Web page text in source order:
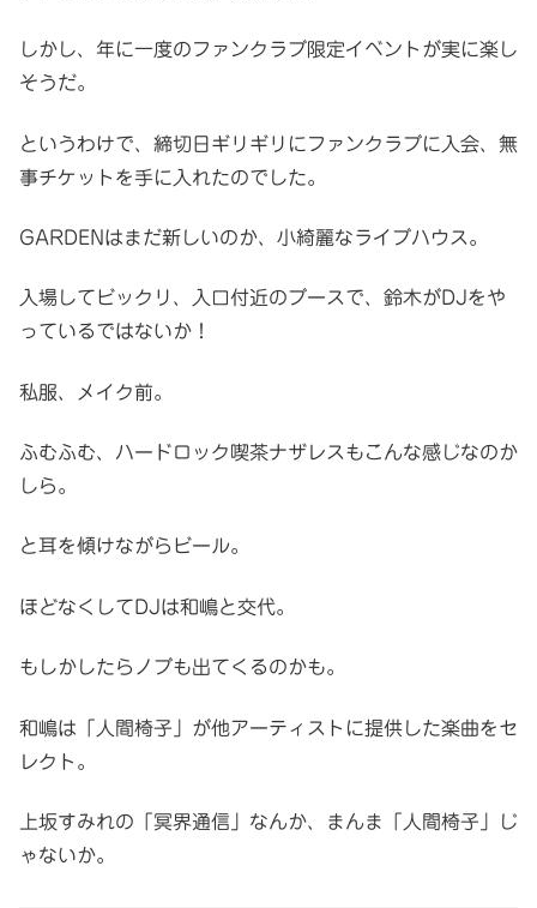
しかし、年に一度のファンクラブ限定イベントが実に楽し
そうだ。
というわけで、締切日ギリギリにファンクラブに入会、無
事チケットを手に入れたのでした。
GARDENはまだ新しいのか、小綺麗なライブハウス。
入場してビックリ、入口付近のブースで、鈴木がDJをや
っているではないか！
私服、メイク前。
ふむふむ、ハードロック喫茶ナザレスもこんな感じなのか
しら。
と耳を傾けながらビール。
ほどなくしてDJは和嶋と交代。
もしかしたらノブも出てくるのかも。
和嶋は「人間椅子」が他アーティストに提供した楽曲をセ
レクト。
上坂すみれの「冥界通信」なんか、まんま「人間椅子」じ
ゃないか。